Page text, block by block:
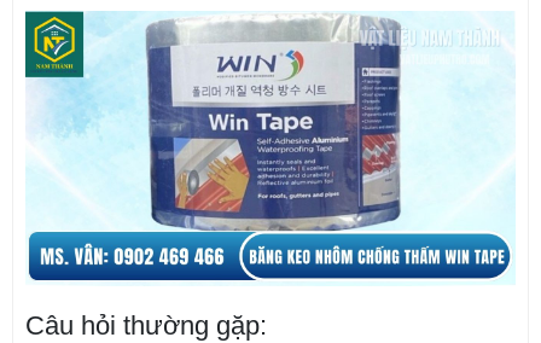
Câu hỏi thường gặp: